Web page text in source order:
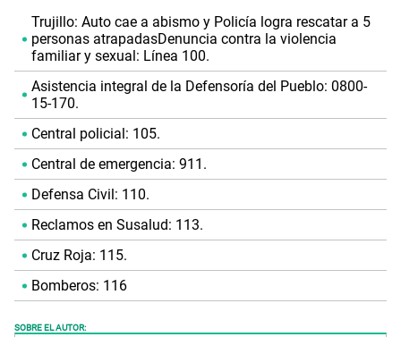
Trujillo: Auto cae a abismo y Policía logra rescatar a 5
personas atrapadasDenuncia contra la violencia
familiar y sexual: Línea 100.
Asistencia integral de la Defensoría del Pueblo: 0800-
15-170.
Central policial: 105.
Central de emergencia: 911.
Defensa Civil: 110.
Reclamos en Susalud: 113.
Cruz Roja: 115.
Bomberos: 116
SOBRE EL AUTOR: